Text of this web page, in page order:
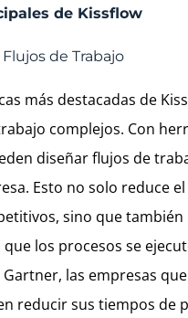
de Kissflow
de Trabajo
más destacadas de
complejos. Con
diseñar flujos de
Esto no solo reduce
sino que
los procesos se
las empresas
reducir sus tiempos de